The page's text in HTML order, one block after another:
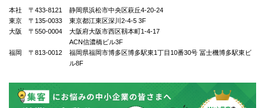
本社 〒433-8121
静岡県浜松市中央区萩丘4-20-24
東京 〒135-0033
東京都江東区深川2-4-5 3F
大阪 〒550-0004
⼤阪府⼤阪市⻄区靱本町1-4-17
ACN信濃橋ビル3F
福岡 〒813-0012
福岡県福岡市博多区博多駅東1丁⽬10番30号 冨士機博多駅東ビ
ル8F